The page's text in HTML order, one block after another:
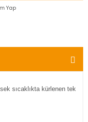
Yap
sıcaklıkta kürlenen tek